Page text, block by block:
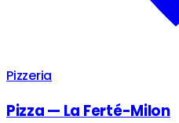
Pizzeria
Pizza — La Ferté-Milon